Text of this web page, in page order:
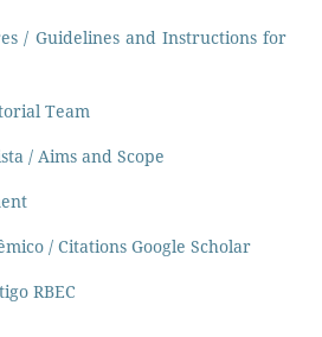
/ Guidelines and Instructions for
Team
/ Aims and Scope
/ Citations Google Scholar
RBEC